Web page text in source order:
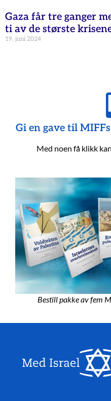
Gaza får tre ganger
ti av de største
19. juni 2024
Gi en gave til
Med noen få klikk
Bestill pakke av fem